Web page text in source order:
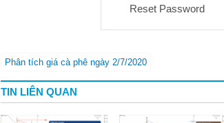
Reset Password
Phân tích giá cà phê ngày 2/7/2020
TIN LIÊN QUAN